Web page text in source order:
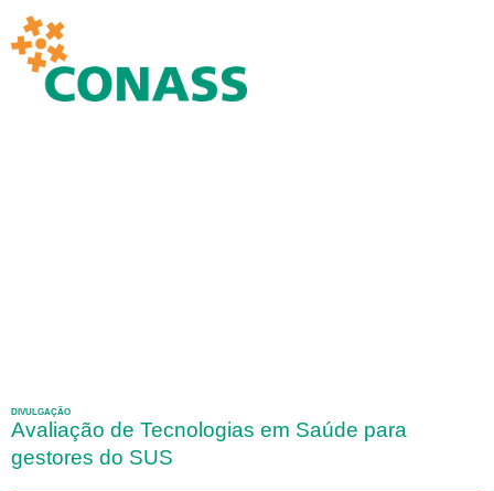
DIVULGAÇÃO
Avaliação de Tecnologias em Saúde para
gestores do SUS